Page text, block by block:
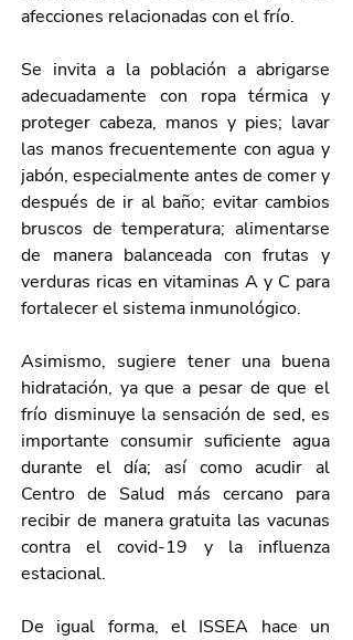
afecciones relacionadas con el frío.
Se invita a la población a abrigarse
adecuadamente con ropa térmica y
proteger cabeza, manos y pies; lavar
las manos frecuentemente con agua y
jabón, especialmente antes de comer y
después de ir al baño; evitar cambios
bruscos de temperatura; alimentarse
de manera balanceada con frutas y
verduras ricas en vitaminas A y C para
fortalecer el sistema inmunológico.
Asimismo, sugiere tener una buena
hidratación, ya que a pesar de que el
frío disminuye la sensación de sed, es
importante consumir suficiente agua
durante el día; así como acudir al
Centro de Salud más cercano para
recibir de manera gratuita las vacunas
contra el covid-19 y la influenza
estacional.
De igual forma, el ISSEA hace un